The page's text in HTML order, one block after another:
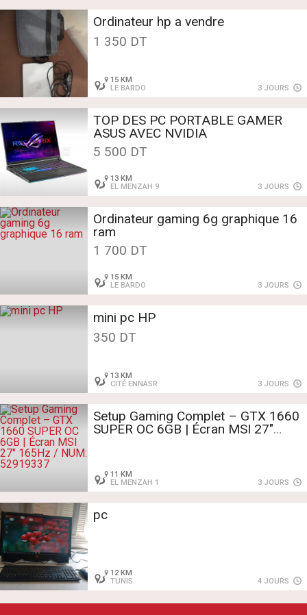
Ordinateur hp a vendre
1 350 DT
15 KM
LE BARDO
3 JOURS
TOP DES PC PORTABLE GAMER
ASUS AVEC NVIDIA
5 500 DT
13 KM
EL MENZAH 9
3 JOURS
Ordinateur gaming 6g graphique 16
ram
1 700 DT
15 KM
LE BARDO
3 JOURS
mini pc HP
350 DT
13 KM
CITÉ ENNASR
3 JOURS
Setup Gaming Complet – GTX 1660
SUPER OC 6GB | Écran MSI 27"
11 KM
EL MENZAH 1
3 JOURS
pc
12 KM
TUNIS
4 JOURS